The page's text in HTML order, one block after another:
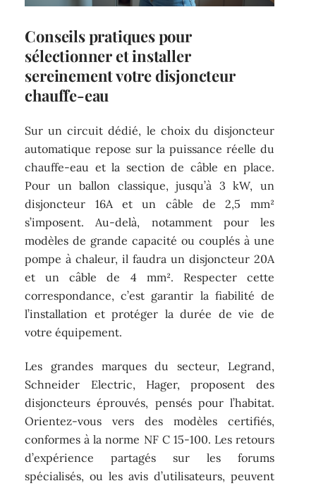
Conseils pratiques pour
sélectionner et installer
sereinement votre disjoncteur
chauffe-eau
Sur un circuit dédié, le choix du disjoncteur
automatique repose sur la puissance réelle du
chauffe-eau et la section de câble en place.
Pour un ballon classique, jusqu’à 3 kW, un
disjoncteur 16A et un câble de 2,5 mm²
s’imposent. Au-delà, notamment pour les
modèles de grande capacité ou couplés à une
pompe à chaleur, il faudra un disjoncteur 20A
et un câble de 4 mm². Respecter cette
correspondance, c’est garantir la fiabilité de
l’installation et protéger la durée de vie de
votre équipement.
Les grandes marques du secteur, Legrand,
Schneider Electric, Hager, proposent des
disjoncteurs éprouvés, pensés pour l’habitat.
Orientez-vous vers des modèles certifiés,
conformes à la norme NF C 15-100. Les retours
d’expérience partagés sur les forums
spécialisés, ou les avis d’utilisateurs, peuvent